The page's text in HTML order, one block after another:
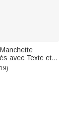
avec Texte et
Cadeau de
Homme